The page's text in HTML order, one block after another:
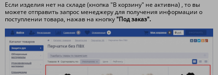
Если изделия нет на складе (кнопка "В корзину" не активна) , то вы
можете отправить запрос менеджеру для получения информации о
поступлении товара, нажав на кнопку"Под заказ".